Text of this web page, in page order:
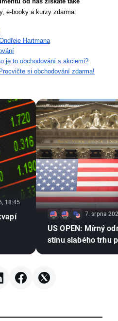
e-booky a kurzy zdarma:
Hartmana
je to obchodování s akciemi?
si obchodování zdarma!
18:45
7. srpna
US OPEN: Mírný
stínu slabého trhu